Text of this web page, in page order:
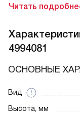
Читать
4994081
ОСНОВНЫЕ
Вид
Высота, мм